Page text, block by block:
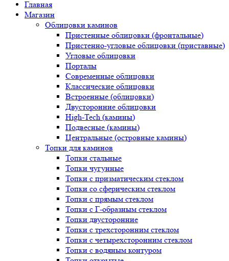
Главная
Магазин
Облицовки каминов
Пристенные облицовки (фронтальные)
Пристенно-угловые облицовки (приставные)
Угловые облицовки
Порталы
Современные облицовки
Классические облицовки
Встроенные (облицовки)
Двусторонние облицовки
High-Tech (камины)
Подвесные (камины)
Центральные (островные камины)
Топки для каминов
Топки стальные
Топки чугунные
Топки с призматическим стеклом
Топки со сферическим стеклом
Топки с прямым стеклом
Топки с Г-образным стеклом
Топки двусторонние
Топки с трехсторонним стеклом
Топки с четырехсторонним стеклом
Топки с водяным контуром